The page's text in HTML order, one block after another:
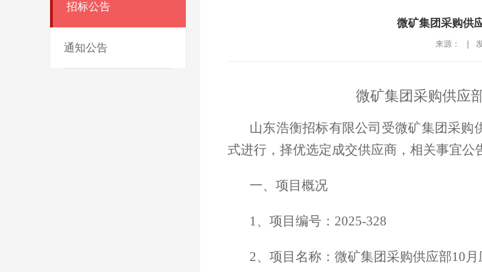
招标公告
通知公告
微矿集团采购供
来源：
微矿集团采购供应
山东浩衡招标有限公司受微矿集团采
式进行，择优选定成交供应商，相关事宜公
一、项目概况
1、项目编号：2025-328
2、项目名称：微矿集团采购供应部10